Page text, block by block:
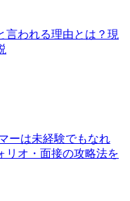
言われる理由とは？現
ーは未経験でもなれ
リオ・面接の攻略法を